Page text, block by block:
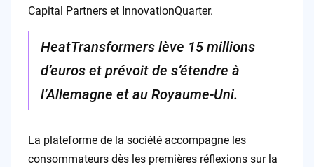
Capital Partners et InnovationQuarter.
HeatTransformers lève 15 millions
d’euros et prévoit de s’étendre à
l’Allemagne et au Royaume-Uni.
La plateforme de la société accompagne les
consommateurs dès les premières réflexions sur la